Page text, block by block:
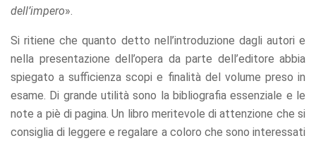
dell’impero».
Si ritiene che quanto detto nell’introduzione dagli autori e
nella presentazione dell’opera da parte dell’editore abbia
spiegato a sufficienza scopi e finalità del volume preso in
esame. Di grande utilità sono la bibliografia essenziale e le
note a piè di pagina. Un libro meritevole di attenzione che si
consiglia di leggere e regalare a coloro che sono interessati